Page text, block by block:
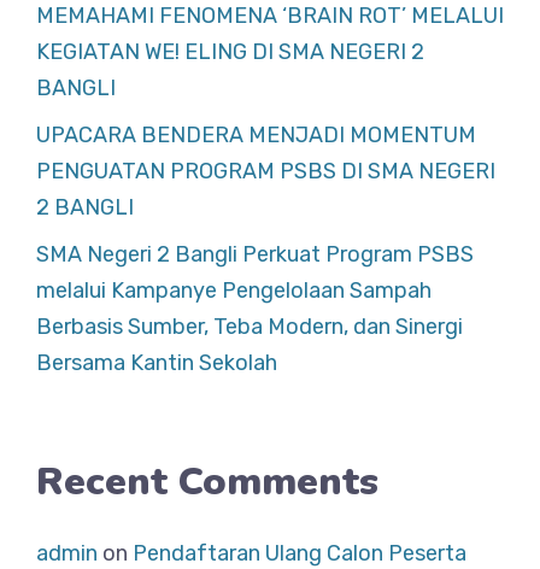
MEMAHAMI FENOMENA ‘BRAIN ROT’ MELALUI
KEGIATAN WE! ELING DI SMA NEGERI 2
BANGLI
UPACARA BENDERA MENJADI MOMENTUM
PENGUATAN PROGRAM PSBS DI SMA NEGERI
2 BANGLI
SMA Negeri 2 Bangli Perkuat Program PSBS
melalui Kampanye Pengelolaan Sampah
Berbasis Sumber, Teba Modern, dan Sinergi
Bersama Kantin Sekolah
Recent Comments
admin on Pendaftaran Ulang Calon Peserta